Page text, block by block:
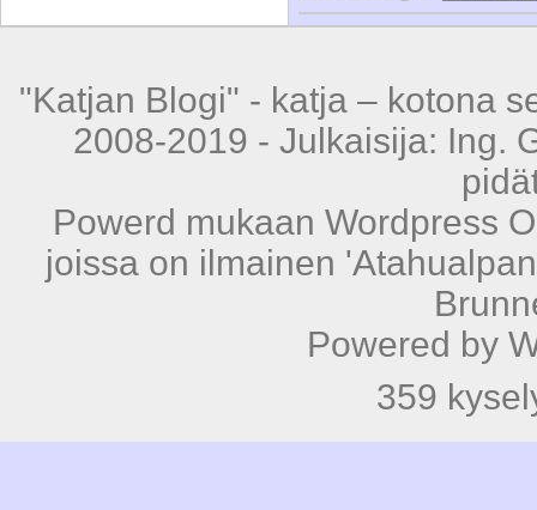
"Katjan Blogi" - katja – kotona
2008-2019 - Julkaisija: Ing.
Powerd mukaan Wordpress
joissa on ilmainen
Powered by
359